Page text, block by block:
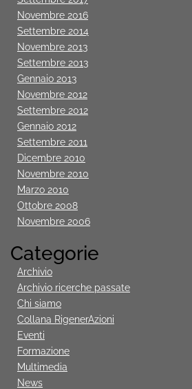
Novembre 2016
Settembre 2014
Novembre 2013
Settembre 2013
Gennaio 2013
Novembre 2012
Settembre 2012
Gennaio 2012
Settembre 2011
Dicembre 2010
Novembre 2010
Marzo 2010
Ottobre 2008
Novembre 2006
Categorie
Archivio
Archivio ricerche passate
Chi siamo
Collana RigenerAzioni
Eventi
Formazione
Multimedia
News